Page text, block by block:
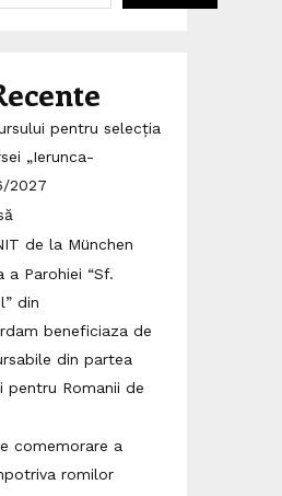
pentru selecția
„Ierunca-
2027
de la München
a Parohiei “Sf.
din
beneficiaza de
din partea
pentru Romanii de
comemorare a
romilor